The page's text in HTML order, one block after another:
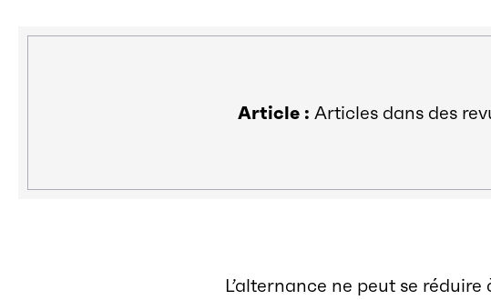
Article : Articles dans des
L’alternance ne peut se